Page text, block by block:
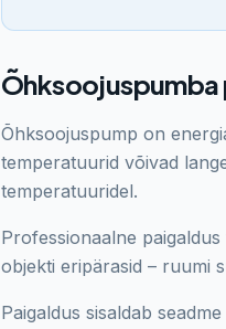
Õhksoojuspumba
Õhksoojuspump on
temperatuurid võivad
temperatuuridel.
Professionaalne
objekti eripärasid – ruumi
Paigaldus sisaldab